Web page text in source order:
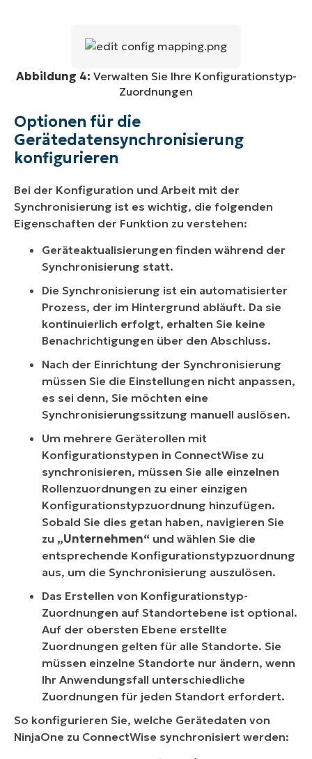
Abbildung 4: Verwalten Sie Ihre Konfigurationstyp-
Zuordnungen
Optionen für die
Gerätedatensynchronisierung
konfigurieren
Bei der Konfiguration und Arbeit mit der
Synchronisierung ist es wichtig, die folgenden
Eigenschaften der Funktion zu verstehen:
Geräteaktualisierungen finden während der
Synchronisierung statt.
Die Synchronisierung ist ein automatisierter
Prozess, der im Hintergrund abläuft. Da sie
kontinuierlich erfolgt, erhalten Sie keine
Benachrichtigungen über den Abschluss.
Nach der Einrichtung der Synchronisierung
müssen Sie die Einstellungen nicht anpassen,
es sei denn, Sie möchten eine
Synchronisierungssitzung manuell auslösen.
Um mehrere Geräterollen mit
Konfigurationstypen in ConnectWise zu
synchronisieren, müssen Sie alle einzelnen
Rollenzuordnungen zu einer einzigen
Konfigurationstypzuordnung hinzufügen.
Sobald Sie dies getan haben, navigieren Sie
zu „Unternehmen“ und wählen Sie die
entsprechende Konfigurationstypzuordnung
aus, um die Synchronisierung auszulösen.
Das Erstellen von Konfigurationstyp-
Zuordnungen auf Standortebene ist optional.
Auf der obersten Ebene erstellte
Zuordnungen gelten für alle Standorte. Sie
müssen einzelne Standorte nur ändern, wenn
Ihr Anwendungsfall unterschiedliche
Zuordnungen für jeden Standort erfordert.
So konfigurieren Sie, welche Gerätedaten von
NinjaOne zu ConnectWise synchronisiert werden: